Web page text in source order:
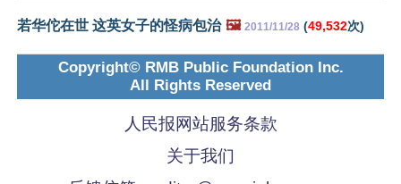
若华佗在世 这英女子的怪病包治 🖼️ 2011/11/28 (49,532次)
Copyright© RMB Public Foundation Inc.
All Rights Reserved
人民报网站服务条款
关于我们